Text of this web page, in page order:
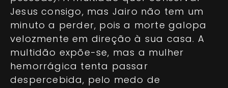
Jesus consigo, mas Jairo não tem um
minuto a perder, pois a morte galopa
velozmente em direção à sua casa. A
multidão expõe-se, mas a mulher
hemorrágica tenta passar
despercebida, pelo medo de